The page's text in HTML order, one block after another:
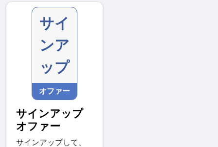
サイ
ンア
ップ
オファー
サインアップ
オファー
サインアップして、